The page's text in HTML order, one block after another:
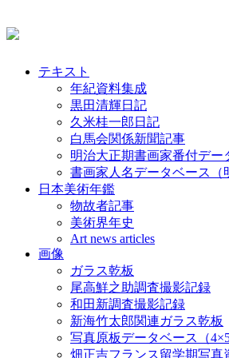
テキスト
年紀資料集成
黒田清輝日記
久米桂一郎日記
白馬会関係新聞記事
明治大正期書画家番付デー
書画家人名データベース
日本美術年鑑
物故者記事
美術界年史
Art news articles
画像
ガラス乾板
尾高鮮之助調査撮影記録
和田新調査撮影記録
新海竹太郎関連ガラス乾板
写真原板データベース（4×5
畑正吉フランス留学期写真